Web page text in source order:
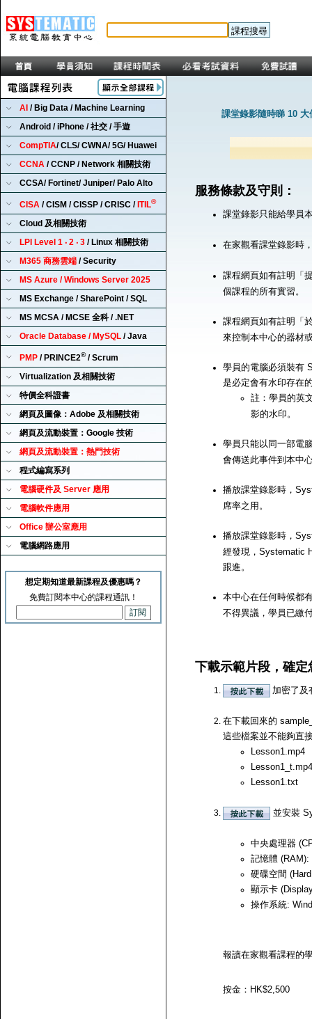
AI / Big Data / Machine Learning
Android / iPhone / 社交 / 手遊
CompTIA/ CLS/ CWNA/ 5G/ Huawei
CCNA / CCNP / Network 相關技術
CCSA/ Fortinet/ Juniper/ Palo Alto
CISA / CISM / CISSP / CRISC / ITIL®
Cloud 及相關技術
LPI Level 1 ‧ 2 ‧ 3 / Linux 相關技術
M365 商務雲端 / Security
MS Azure / Windows Server 2025
MS Exchange / SharePoint / SQL
MS MCSA / MCSE 全科 / .NET
Oracle Database / MySQL / Java
PMP / PRINCE2®/ Scrum
Virtualization 及相關技術
特價全科證書
網頁及圖像：Adobe 及相關技術
網頁及流動裝置：Google 技術
網頁及流動裝置：熱門技術
程式編寫系列
電腦硬件及 Server 應用
電腦軟件應用
Office 辦公室應用
電腦網路應用
想定期知道最新課程及優惠嗎？
免費訂閱本中心的課程通訊！
課堂錄影隨時睇 10 大
服務條款及守則：
課堂錄影只能給學員
在家觀看課堂錄影時
課程網頁如有註明「
個課程的所有實習。
課程網頁如有註明「
來控制本中心的器材
學員的電腦必須裝有
是必定會有水印存在
註：學員的英
影的水印。
學員只能以同一部電
會傳送此事件到本中
播放課堂錄影時，
席率之用。
播放課堂錄影時，
經發現，Systematic
跟進。
本中心在任何時候都
不得異議，學員已繳
下載示範片段，確
加密了及
在下載回來的
這些檔案並不能夠直
Lesson1.mp4
Lesson1_t.mp4
Lesson1.txt
並安裝
中央處理器
記憶體
硬碟空間
顯示卡
操作系統:
報讀在家觀看課程的
按金：HK$2,500